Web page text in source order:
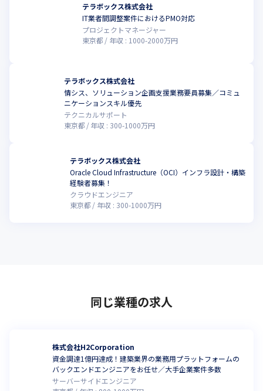
テラボックス株式会社
IT業者間調整案件におけるPMO対応
プロジェクトマネージャー
東京都
年収 : 1000-2000万円
テラボックス株式会社
情シス、ソリューション企画支援業務要員募集／コミュ
ニケーションスキル優先
テクニカルサポート
東京都
年収 : 300-1000万円
テラボックス株式会社
Oracle Cloud Infrastructure（OCI）インフラ設計・構築
経験者募集！
クラウドエンジニア
東京都
年収 : 300-1000万円
同じ業種の求人
株式会社H2Corporation
資金調達1億円達成！建築業界の業務用プラットフォームの
バックエンドエンジニアをお任せ／大手企業案件多数
サーバーサイドエンジニア